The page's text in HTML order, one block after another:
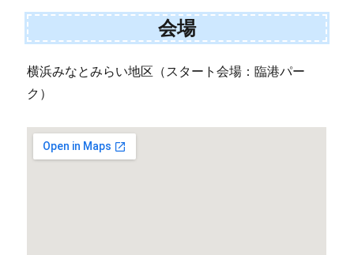
会場
横浜みなとみらい地区（スタート会場：臨港パー
ク）